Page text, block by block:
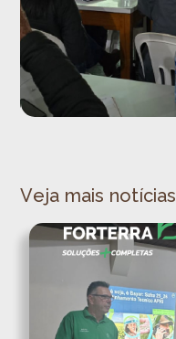
Veja mais notícias